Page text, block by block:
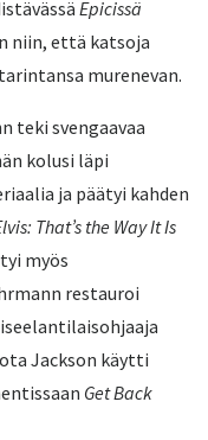
Epicissä
niin, että katsoja
murenevan.
teki svengaavaa
kolusi läpi
ja päätyi kahden
That’s the Way It Is
myös
restauroi
Jackson käytti
Get Back